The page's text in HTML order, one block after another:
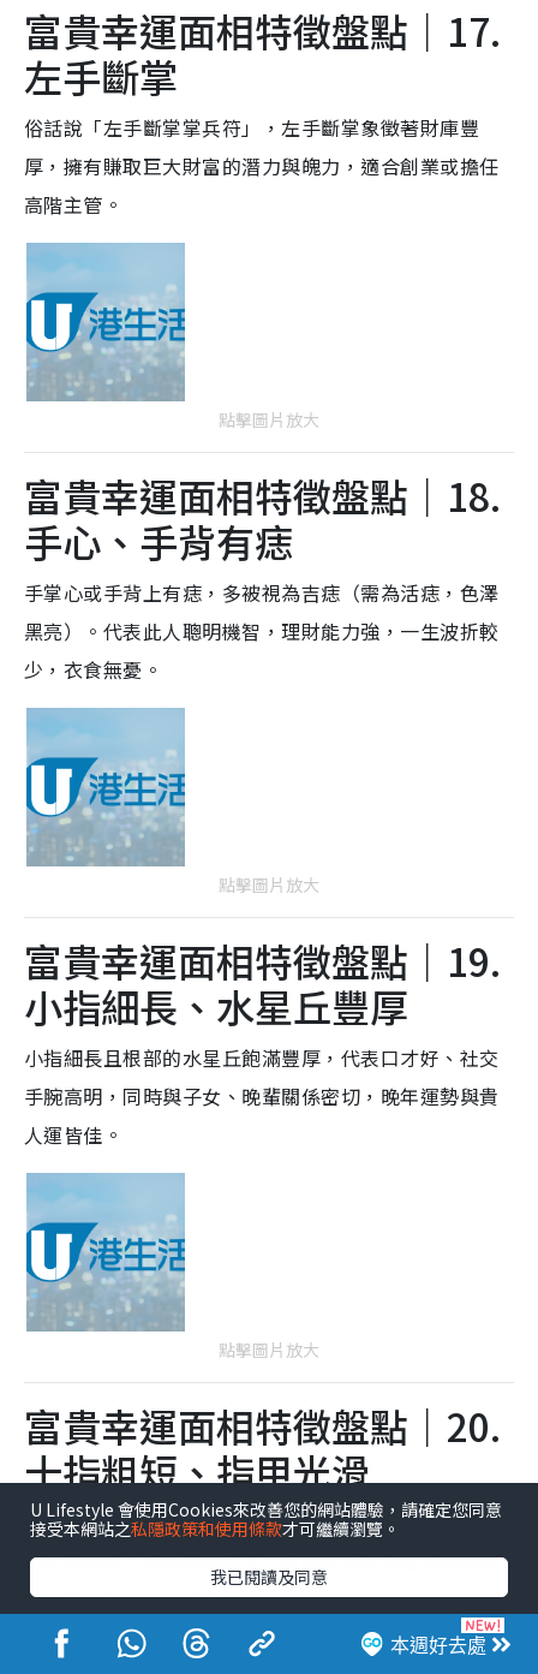
富貴幸運面相特徵盤點｜17.
左手斷掌
俗話說「左手斷掌掌兵符」，左手斷掌象徵著財庫豐
厚，擁有賺取巨大財富的潛力與魄力，適合創業或擔任
高階主管。
點擊圖片放大
富貴幸運面相特徵盤點｜18.
手心、手背有痣
手掌心或手背上有痣，多被視為吉痣（需為活痣，色澤
黑亮）。代表此人聰明機智，理財能力強，一生波折較
少，衣食無憂。
點擊圖片放大
富貴幸運面相特徵盤點｜19.
小指細長、水星丘豐厚
小指細長且根部的水星丘飽滿豐厚，代表口才好、社交
手腕高明，同時與子女、晚輩關係密切，晚年運勢與貴
人運皆佳。
點擊圖片放大
富貴幸運面相特徵盤點｜20.
十指粗短、指甲光滑
這類手相象徵生命力旺盛，性格踏實勤懇。雖然早年可
能較為勞碌，但勝在能吃苦，有助於聚財及維持婚姻穩
定，屬於腳踏實地的富貴。
本週好去處
U Lifestyle 會使用Cookies來改善您的網站體驗，請確定您同意
接受本網站之私隱政策和使用條款才可繼續瀏覽。
我已閱讀及同意